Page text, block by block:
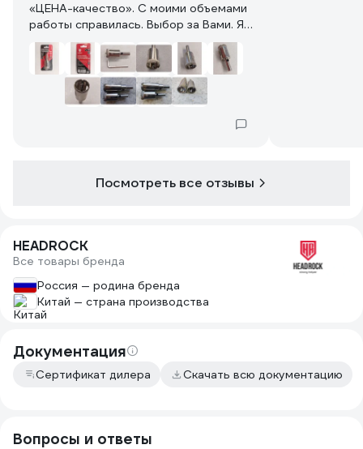
«ЦЕНА-качество». С моими объемами
работы справилась. Выбор за Вами. Я
приобретением остался доволен.
Рекомендую!
Посмотреть все отзывы
HEADROCK
Все товары бренда
Россия — родина бренда
Китай — страна производства
Документация
Сертификат дилера Скачать всю документацию
Вопросы и ответы